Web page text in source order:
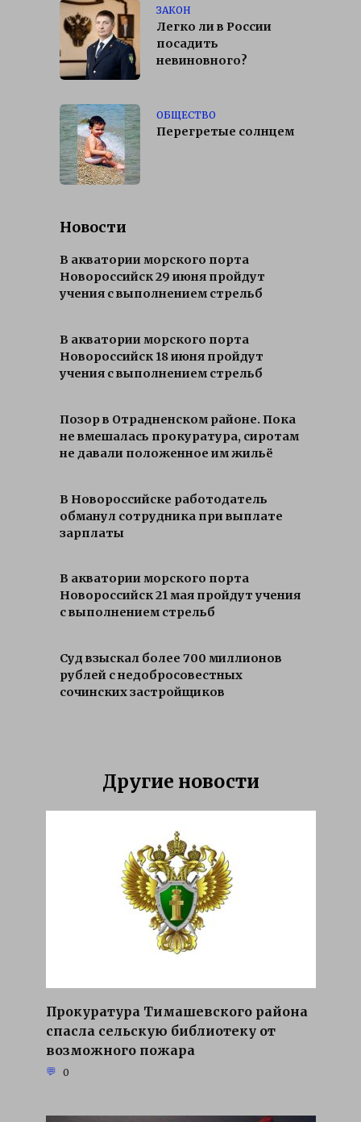
ЗАКОН
Легко ли в России
посадить
невиновного?
ОБЩЕСТВО
Перегретые солнцем
Новости
В акватории морского порта
Новороссийск 29 июня пройдут
учения с выполнением стрельб
В акватории морского порта
Новороссийск 18 июня пройдут
учения с выполнением стрельб
Позор в Отрадненском районе. Пока
не вмешалась прокуратура, сиротам
не давали положенное им жильё
В Новороссийске работодатель
обманул сотрудника при выплате
зарплаты
В акватории морского порта
Новороссийск 21 мая пройдут учения
с выполнением стрельб
Суд взыскал более 700 миллионов
рублей с недобросовестных
сочинских застройщиков
Другие новости
Прокуратура Тимашевского района
спасла сельскую библиотеку от
возможного пожара
0